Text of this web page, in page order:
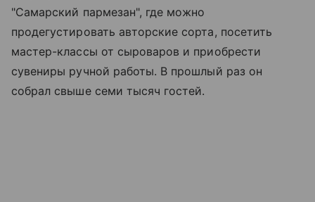
"Самарский пармезан", где можно
продегустировать авторские сорта, посетить
мастер-классы от сыроваров и приобрести
сувениры ручной работы. В прошлый раз он
собрал свыше семи тысяч гостей.